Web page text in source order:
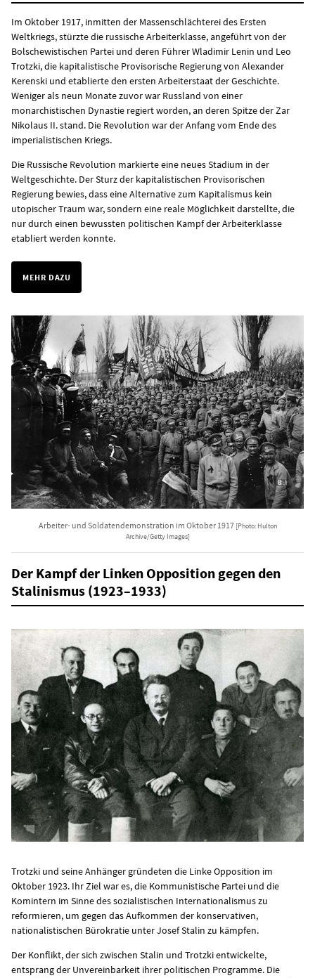
Im Oktober 1917, inmitten der Massenschlächterei des Ersten
Weltkriegs, stürzte die russische Arbeiterklasse, angeführt von der
Bolschewistischen Partei und deren Führer Wladimir Lenin und Leo
Trotzki, die kapitalistische Provisorische Regierung von Alexander
Kerenski und etablierte den ersten Arbeiterstaat der Geschichte.
Weniger als neun Monate zuvor war Russland von einer
monarchistischen Dynastie regiert worden, an deren Spitze der Zar
Nikolaus II. stand. Die Revolution war der Anfang vom Ende des
imperialistischen Kriegs.
Die Russische Revolution markierte eine neues Stadium in der
Weltgeschichte. Der Sturz der kapitalistischen Provisorischen
Regierung bewies, dass eine Alternative zum Kapitalismus kein
utopischer Traum war, sondern eine reale Möglichkeit darstellte, die
nur durch einen bewussten politischen Kampf der Arbeiterklasse
etabliert werden konnte.
MEHR DAZU
Arbeiter- und Soldatendemonstration im Oktober 1917 [Photo: Hulton
Archive/Getty Images]
Der Kampf der Linken Opposition gegen den
Stalinismus (1923–1933)
Trotzki und seine Anhänger gründeten die Linke Opposition im
Oktober 1923. Ihr Ziel war es, die Kommunistische Partei und die
Komintern im Sinne des sozialistischen Internationalismus zu
reformieren, um gegen das Aufkommen der konservativen,
nationalistischen Bürokratie unter Josef Stalin zu kämpfen.
Der Konflikt, der sich zwischen Stalin und Trotzki entwickelte,
entsprang der Unvereinbarkeit ihrer politischen Programme. Die